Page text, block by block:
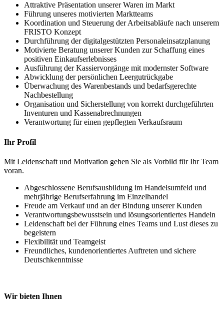
Attraktive Präsentation unserer Waren im Markt
Führung unseres motivierten Marktteams
Koordination und Steuerung der Arbeitsabläufe nach unserem
FRISTO Konzept
Durchführung der digitalgestützten Personaleinsatzplanung
Motivierte Beratung unserer Kunden zur Schaffung eines
positiven Einkaufserlebnisses
Ausführung der Kassiervorgänge mit modernster Software
Abwicklung der persönlichen Leergutrückgabe
Überwachung des Warenbestands und bedarfsgerechte
Nachbestellung
Organisation und Sicherstellung von korrekt durchgeführten
Inventuren und Kassenabrechnungen
Verantwortung für einen gepflegten Verkaufsraum
Ihr Profil
Mit Leidenschaft und Motivation gehen Sie als Vorbild für Ihr Team
voran.
Abgeschlossene Berufsausbildung im Handelsumfeld und
mehrjährige Berufserfahrung im Einzelhandel
Freude am Verkauf und an der Bindung unserer Kunden
Verantwortungsbewusstsein und lösungsorientiertes Handeln
Leidenschaft bei der Führung eines Teams und Lust dieses zu
begeistern
Flexibilität und Teamgeist
Freundliches, kundenorientiertes Auftreten und sichere
Deutschkenntnisse
Wir bieten Ihnen